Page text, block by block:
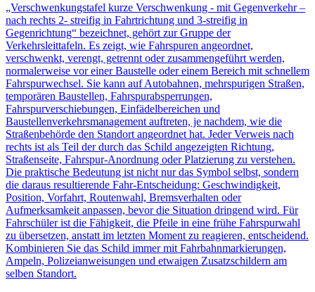
„Verschwenkungstafel kurze Verschwenkung - mit Gegenverkehr –
nach rechts 2- streifig in Fahrtrichtung und 3-streifig in
Gegenrichtung“ bezeichnet, gehört zur Gruppe der
Verkehrsleittafeln. Es zeigt, wie Fahrspuren angeordnet,
verschwenkt, verengt, getrennt oder zusammengeführt werden,
normalerweise vor einer Baustelle oder einem Bereich mit schnellem
Fahrspurwechsel. Sie kann auf Autobahnen, mehrspurigen Straßen,
temporären Baustellen, Fahrspurabsperrungen,
Fahrspurverschiebungen, Einfädelbereichen und
Baustellenverkehrsmanagement auftreten, je nachdem, wie die
Straßenbehörde den Standort angeordnet hat. Jeder Verweis nach
rechts ist als Teil der durch das Schild angezeigten Richtung,
Straßenseite, Fahrspur-Anordnung oder Platzierung zu verstehen.
Die praktische Bedeutung ist nicht nur das Symbol selbst, sondern
die daraus resultierende Fahr-Entscheidung: Geschwindigkeit,
Position, Vorfahrt, Routenwahl, Bremsverhalten oder
Aufmerksamkeit anpassen, bevor die Situation dringend wird. Für
Fahrschüler ist die Fähigkeit, die Pfeile in eine frühe Fahrspurwahl
zu übersetzen, anstatt im letzten Moment zu reagieren, entscheidend.
Kombinieren Sie das Schild immer mit Fahrbahnmarkierungen,
Ampeln, Polizeianweisungen und etwaigen Zusatzschildern am
selben Standort.